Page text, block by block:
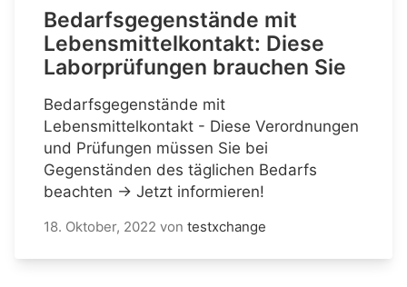
Bedarfsgegenstände mit
Lebensmittelkontakt: Diese
Laborprüfungen brauchen Sie
Bedarfsgegenstände mit
Lebensmittelkontakt - Diese Verordnungen
und Prüfungen müssen Sie bei
Gegenständen des täglichen Bedarfs
beachten → Jetzt informieren!
18. Oktober, 2022 von testxchange